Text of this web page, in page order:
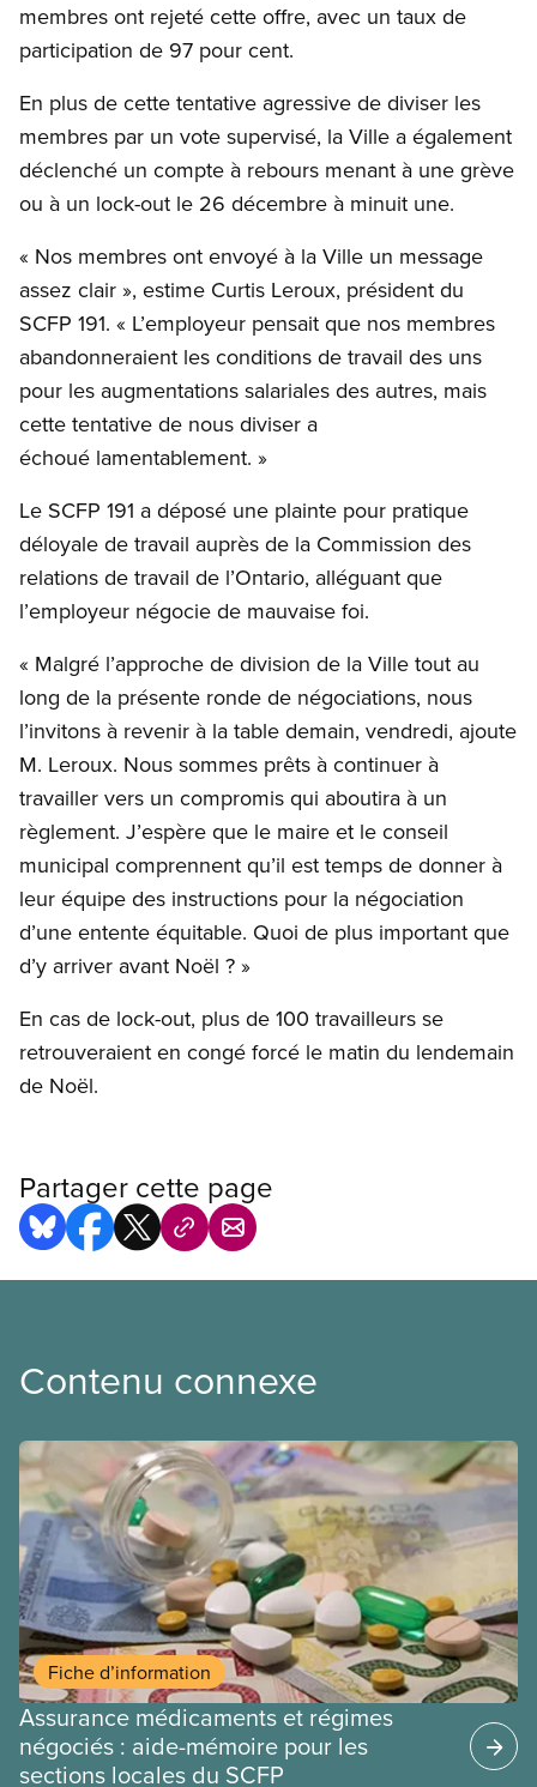
membres ont rejeté cette offre, avec un taux de
participation de 97 pour cent.
En plus de cette tentative agressive de diviser les
membres par un vote supervisé, la Ville a également
déclenché un compte à rebours menant à une grève
ou à un lock-out le 26 décembre à minuit une.
« Nos membres ont envoyé à la Ville un message
assez clair », estime Curtis Leroux, président du
SCFP 191. « L’employeur pensait que nos membres
abandonneraient les conditions de travail des uns
pour les augmentations salariales des autres, mais
cette tentative de nous diviser a
échoué lamentablement. »
Le SCFP 191 a déposé une plainte pour pratique
déloyale de travail auprès de la Commission des
relations de travail de l’Ontario, alléguant que
l’employeur négocie de mauvaise foi.
« Malgré l’approche de division de la Ville tout au
long de la présente ronde de négociations, nous
l’invitons à revenir à la table demain, vendredi, ajoute
M. Leroux. Nous sommes prêts à continuer à
travailler vers un compromis qui aboutira à un
règlement. J’espère que le maire et le conseil
municipal comprennent qu’il est temps de donner à
leur équipe des instructions pour la négociation
d’une entente équitable. Quoi de plus important que
d’y arriver avant Noël ? »
En cas de lock-out, plus de 100 travailleurs se
retrouveraient en congé forcé le matin du lendemain
de Noël.
Partager cette page
Contenu connexe
Fiche d’information
Assurance médicaments et régimes
négociés : aide-mémoire pour les
sections locales du SCFP